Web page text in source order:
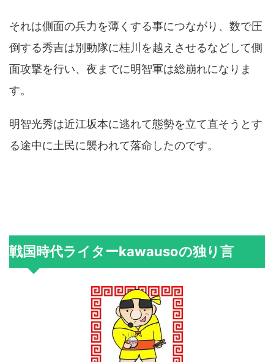
それは側面の兵力を薄くする事につながり、数で圧
倒する秀吉は別動隊に桂川を越えさせるなどして側
面攻撃を行い、夜までに明智軍は総崩れになりま
す。
明智光秀は近江坂本に逃れて態勢を立て直そうとす
る途中に土民に襲われて落命したのです。
戦国時代ライターkawausoの独り言